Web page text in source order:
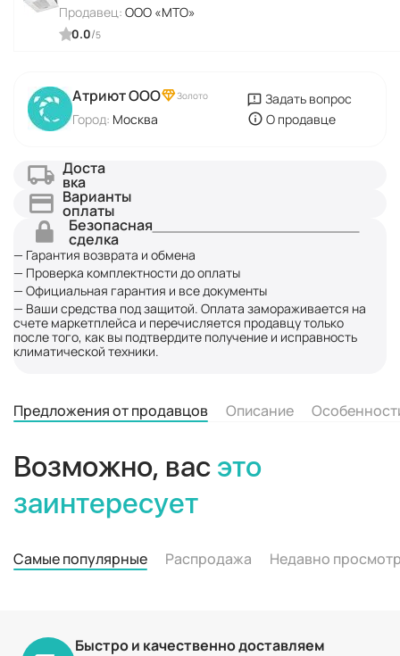
Продавец: ООО «МТО»
0.0/5
Атриют ООО Золото
Город: Москва
Задать вопрос
О продавце
Доста
вка
Варианты
оплаты
Безопасная
сделка
— Гарантия возврата и обмена
— Проверка комплектности до оплаты
— Официальная гарантия и все документы
— Ваши средства под защитой. Оплата замораживается на
счете маркетплейса и перечисляется продавцу только
после того, как вы подтвердите получение и исправность
климатической техники.
Предложения от продавцов Описание
Возможно, вас это
заинтересует
Самые популярные Распродажа Недавно
Быстро и качественно доставляем